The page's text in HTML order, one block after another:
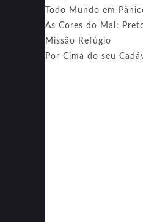
Todo Mundo em
As Cores do Mal:
Missão Refúgio
Por Cima do seu